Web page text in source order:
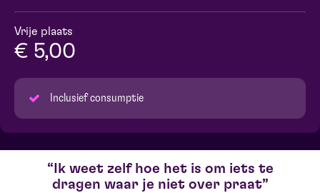
Vrije plaats
€ 5,00
Inclusief consumptie
Ik weet zelf hoe het is om iets te
dragen waar je niet over praat